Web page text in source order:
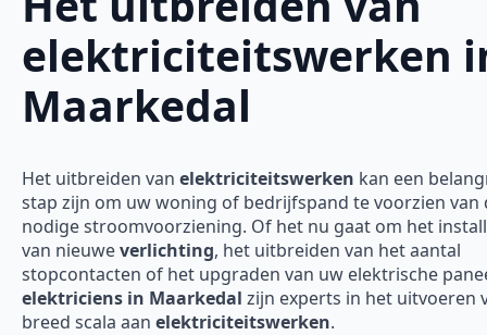
elektriciteitswerken
Maarkedal
Het uitbreiden van elektriciteitswerken kan een
stap zijn om uw woning of bedrijfspand te voorzien van
nodige stroomvoorziening. Of het nu gaat om het
van nieuweverlichting, het uitbreiden van het aantal
stopcontacten of het upgraden van uw elektrische
elektriciens in Maarkedal zijn experts in het uitvoeren
breed scala aan elektriciteitswerken.